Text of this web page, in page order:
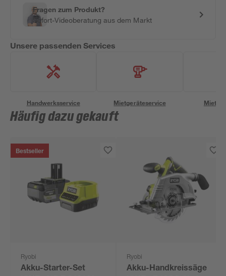
Fragen zum Produkt?
Sofort-Videoberatung aus dem Markt
Unsere passenden Services
Handwerksservice Mietgeräteservice
Häufig dazu gekauft
Bestseller
Ryobi
Akku-Starter-Set
Ryobi
Akku-Handkreissäge